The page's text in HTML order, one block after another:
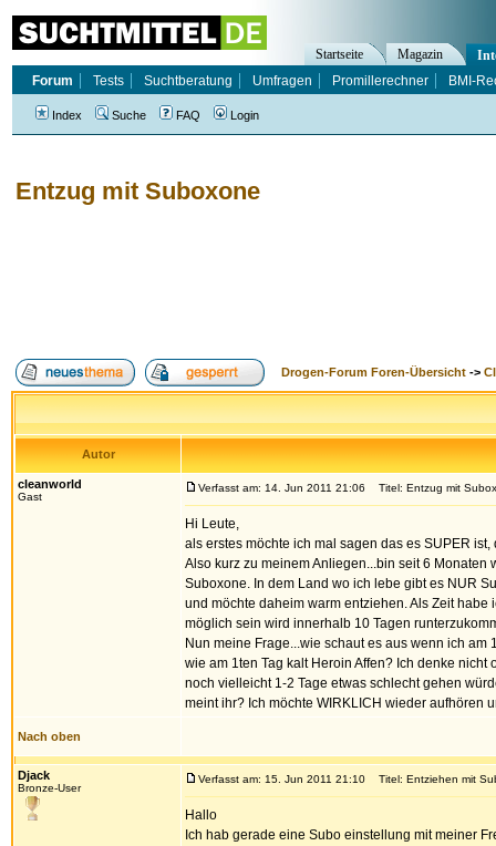
Entzug mit Suboxone
Drogen-Forum Foren-Übersicht ->
Autor
cleanworld
Gast
Verfasst am: 14. Jun 2011 21:06 Titel: Entzug mit
Hi Leute,
als erstes möchte ich mal sagen das es SUPER
Also kurz zu meinem Anliegen...bin seit 6
Suboxone. In dem Land wo ich lebe gibt es NUR
und möchte daheim warm entziehen. Als Zeit
möglich sein wird innerhalb 10 Tagen
Nun meine Frage...wie schaut es aus wenn ich
wie am 1ten Tag kalt Heroin Affen? Ich denke
noch vielleicht 1-2 Tage etwas schlecht gehen
meint ihr? Ich möchte WIRKLICH wieder aufhören
Nach oben
Djack
Bronze-User
Verfasst am: 15. Jun 2011 21:10 Titel: Entziehen mit
Hallo
Ich hab gerade eine Subo einstellung mit meiner
Startseite Magazin
Forum
Tests Suchtberatung Umfragen Promillerechner BMI-
Index Suche FAQ Login